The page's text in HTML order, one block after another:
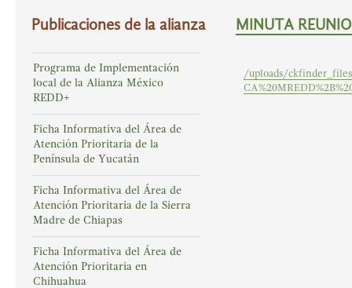
Publicaciones de la alianza
Programa de Implementación
local de la Alianza México
REDD+
Ficha Informativa del Área de
Atención Prioritaria de la
Península de Yucatán
Ficha Informativa del Área de
Atención Prioritaria de la Sierra
Madre de Chiapas
Ficha Informativa del Área de
Atención Prioritaria en
Chihuahua
MINUTA
/uploads/